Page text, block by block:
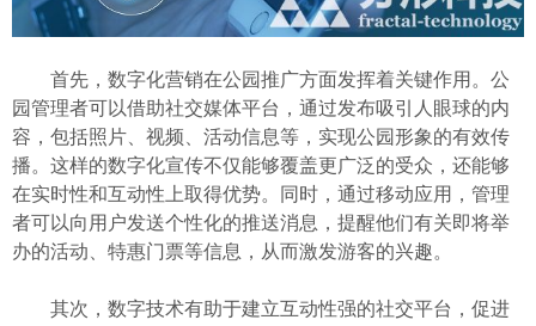
首先，数字化营销在公园推广方面发挥着关键作用。公
园管理者可以借助社交媒体平台，通过发布吸引人眼球的内
容，包括照片、视频、活动信息等，实现公园形象的有效传
播。这样的数字化宣传不仅能够覆盖更广泛的受众，还能够
在实时性和互动性上取得优势。同时，通过移动应用，管理
者可以向用户发送个性化的推送消息，提醒他们有关即将举
办的活动、特惠门票等信息，从而激发游客的兴趣。
其次，数字技术有助于建立互动性强的社交平台，促进